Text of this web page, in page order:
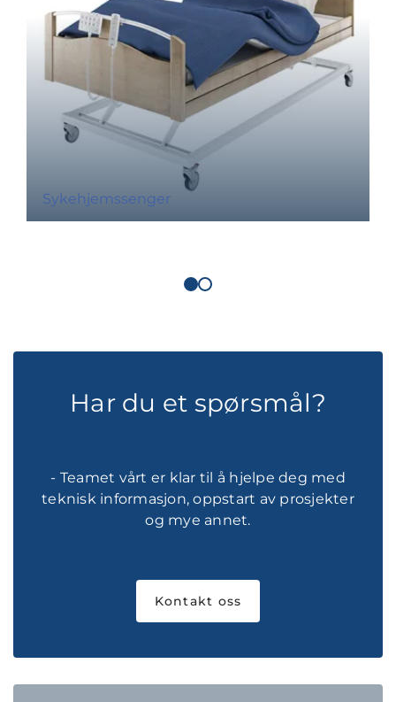
Sykehjemssenger
Har du et spørsmål?
- Teamet vårt er klar til å hjelpe deg med
teknisk informasjon, oppstart av prosjekter
og mye annet.
Kontakt oss